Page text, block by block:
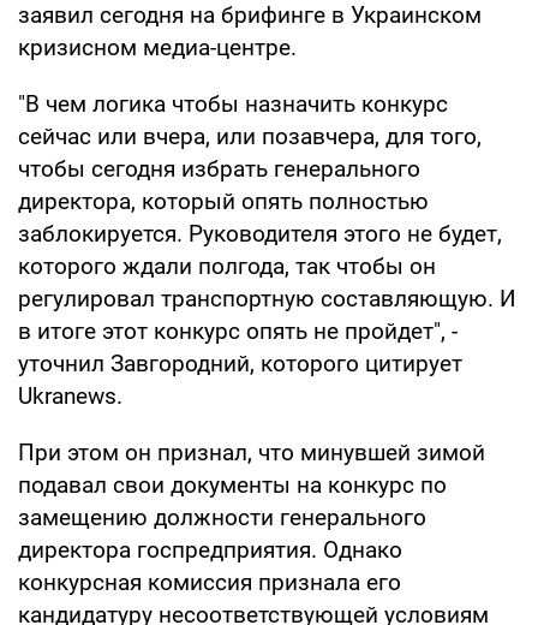
заявил сегодня на брифинге в Украинском
кризисном медиа-центре.
"В чем логика чтобы назначить конкурс
сейчас или вчера, или позавчера, для того,
чтобы сегодня избрать генерального
директора, который опять полностью
заблокируется. Руководителя этого не будет,
которого ждали полгода, так чтобы он
регулировал транспортную составляющую. И
в итоге этот конкурс опять не пройдет", -
уточнил Завгородний, которого цитирует
Ukranews.
При этом он признал, что минувшей зимой
подавал свои документы на конкурс по
замещению должности генерального
директора госпредприятия. Однако
конкурсная комиссия признала его
кандидатуру несоответствующей условиям